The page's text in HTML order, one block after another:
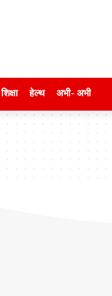
शिक्षा हेल्थ अभी- अभी